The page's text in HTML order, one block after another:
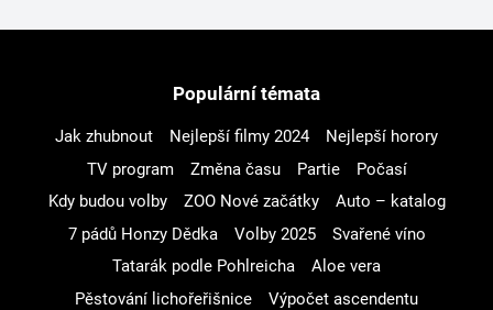
Populární témata
Jak zhubnout Nejlepší filmy 2024
Nejlepší horory
TV program
Změna času Partie
Počasí
Kdy budou volby
ZOO Nové začátky
Auto – katalog
7 pádů Honzy Dědka
Volby 2025
Svařené víno
Tatarák podle Pohlreicha
Aloe vera
Pěstování lichořeřišnice
Výpočet ascendentu